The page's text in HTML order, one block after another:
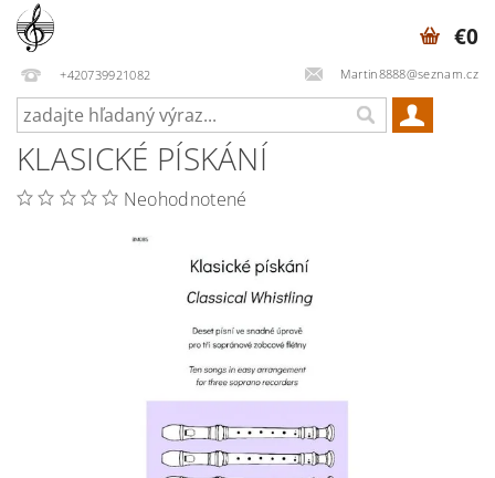
+420739921082 Martin8888@seznam.cz
€0
KLASICKÉ PÍSKÁNÍ
Neohodnotené